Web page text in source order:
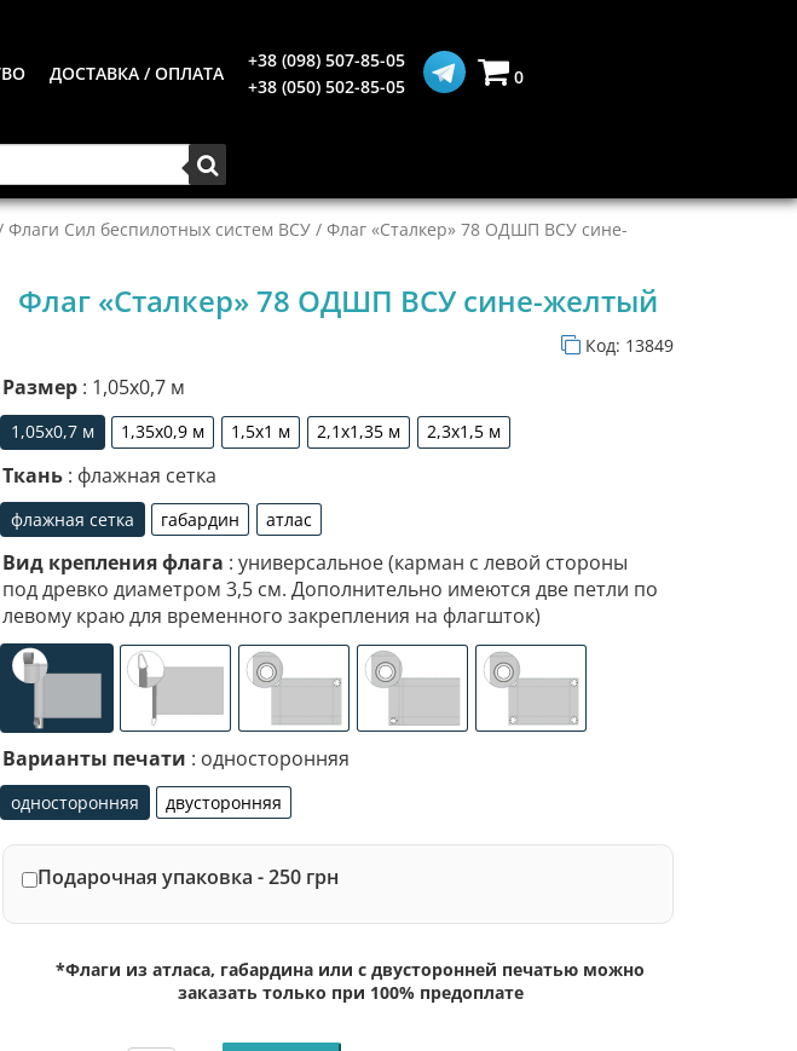
ДОСТАВКА / ОПЛАТА
+38 (098) 507-85-05
+38 (050) 502-85-05
0
Флаги Сил беспилотных систем ВСУ / Флаг «Сталкер» 78 ОДШП ВСУ сине-
Флаг «Сталкер» 78 ОДШП ВСУ сине-желтый
Код: 13849
Размер : 1,05х0,7 м
1,05х0,7 м
1,05х0,7 м
1,35х0,9 м
1,35х0,9 м
1,5х1 м
1,5х1 м
2,1х1,35 м
2,1х1,35 м
2,3х1,5 м
2,3х1,5 м
Ткань : флажная сетка
флажная сетка
флажная сетка
габардин
габардин
атлас
атлас
Вид крепления флага : универсальное (карман с левой стороны
под древко диаметром 3,5 см. Дополнительно имеются две петли по
левому краю для временного закрепления на флагшток)
Варианты печати : односторонняя
односторонняя
односторонняя
двусторонняя
двусторонняя
Подарочная упаковка - 250 грн
*Флаги из атласа, габардина или с двусторонней печатью можно
заказать только при 100% предоплате